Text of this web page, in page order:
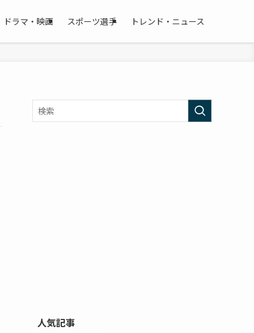
ドラマ・映画 スポーツ選手 トレンド・ニュース
人気記事